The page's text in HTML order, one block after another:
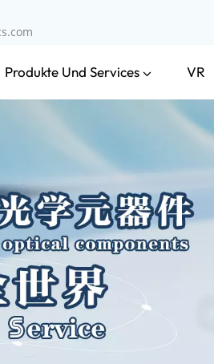
Produkte Und Services VR